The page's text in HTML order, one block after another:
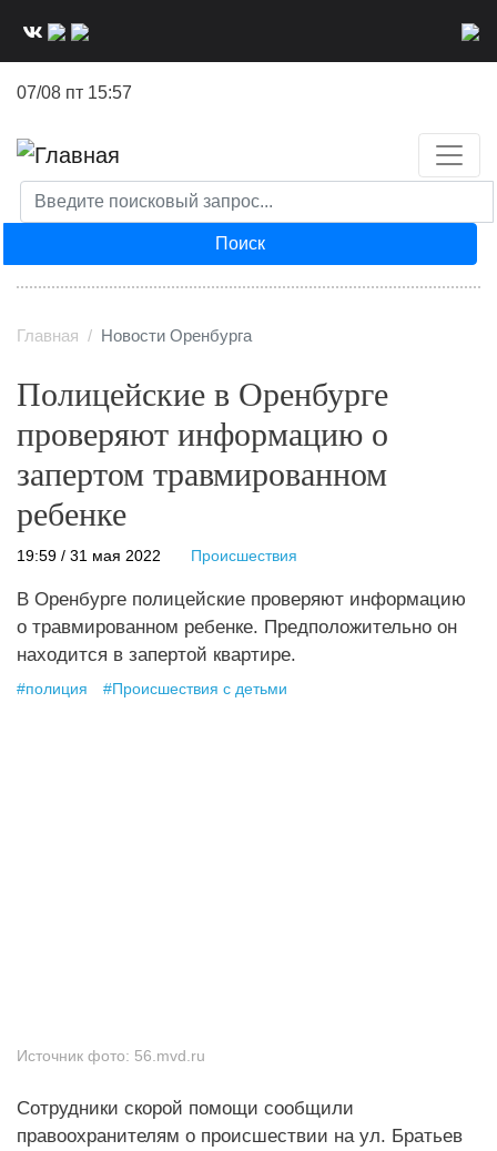
07/08 пт 15:57
Поиск
Главная Новости Оренбурга
Полицейские в Оренбурге
проверяют информацию о
запертом травмированном
ребенке
19:59 / 31 мая 2022 Происшествия
В Оренбурге полицейские проверяют информацию
о травмированном ребенке. Предположительно он
находится в запертой квартире.
#полиция #Происшествия с детьми
Источник фото: 56.mvd.ru
Сотрудники скорой помощи сообщили
правоохранителям о происшествии на ул. Братьев